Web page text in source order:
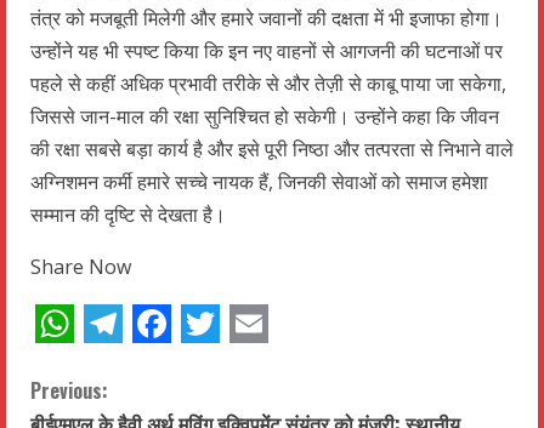
तंत्र को मजबूती मिलेगी और हमारे जवानों की दक्षता में भी इजाफा होगा।
उन्होंने यह भी स्पष्ट किया कि इन नए वाहनों से आगजनी की घटनाओं पर
पहले से कहीं अधिक प्रभावी तरीके से और तेज़ी से काबू पाया जा सकेगा,
जिससे जान-माल की रक्षा सुनिश्चित हो सकेगी। उन्होंने कहा कि जीवन
की रक्षा सबसे बड़ा कार्य है और इसे पूरी निष्ठा और तत्परता से निभाने वाले
अग्निशमन कर्मी हमारे सच्चे नायक हैं, जिनकी सेवाओं को समाज हमेशा
सम्मान की दृष्टि से देखता है।
Share Now
C
Previous: